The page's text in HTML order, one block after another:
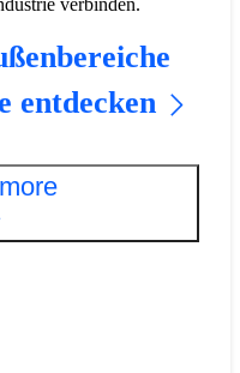
verbinden.
entdecken